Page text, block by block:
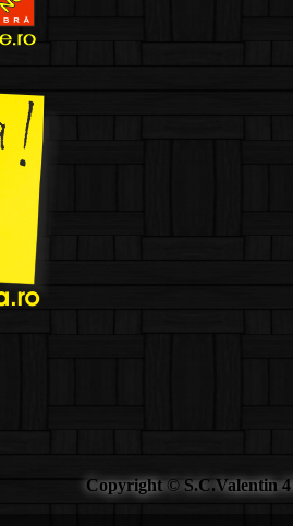
Copyright © S.C.Valentin